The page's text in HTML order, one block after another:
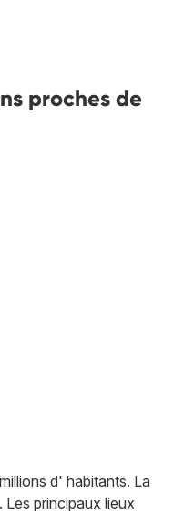
proches de
d' habitants. La
principaux lieux